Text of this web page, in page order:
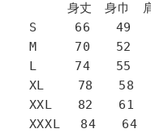
身丈 身巾 肩
S 66 49
M 70 52
L 74 55
XL 78 58
XXL 82 61
XXXL 84